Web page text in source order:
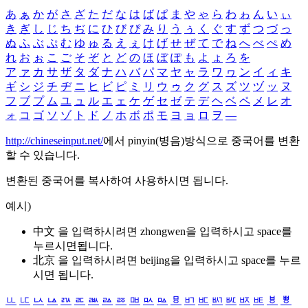
あ ぁ か が さ ざ た だ な は ば ぱ ま や ゃ ら わ ゎ ん い ぃ
き ぎ し じ ち ぢ に ひ び ぴ み り う ぅ く ぐ す ず つ づ っ
ぬ ふ ぶ ぷ む ゆ ゅ る え ぇ け げ せ ぜ て で ね へ べ ぺ め
れ お ぉ こ ご そ ぞ と ど の ほ ぼ ぽ も よ ょ ろ を
ア ァ カ サ ザ タ ダ ナ ハ バ パ マ ヤ ャ ラ ワ ヮ ン イ ィ キ
ギ シ ジ チ ヂ ニ ヒ ビ ピ ミ リ ウ ゥ ク グ ス ズ ツ ヅ ッ ヌ
フ ブ プ ム ユ ュ ル エ ェ ケ ゲ セ ゼ テ デ ヘ ベ ペ メ レ オ
ォ コ ゴ ソ ゾ ト ド ノ ホ ボ ポ モ ヨ ョ ロ ヲ ―
http://chineseinput.net/에서 pinyin(병음)방식으로 중국어를 변환
할 수 있습니다.
변환된 중국어를 복사하여 사용하시면 됩니다.
예시)
中文 을 입력하시려면 zhongwen을 입력하시고 space를
누르시면됩니다.
北京 을 입력하시려면 beijing을 입력하시고 space를 누르
시면 됩니다.
ㅥ ㅦ ㅧ ㅨ ㅩ ㅪ ㅫ ㅬ ㅭ ㅮ ㅯ ㅰ ㅱ ㅲ ㅳ ㅴ ㅵ ㅶ ㅷ ㅸ
ㅹ